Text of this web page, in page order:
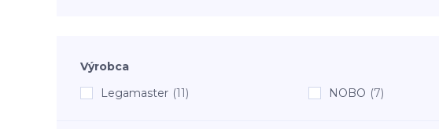
Výrobca
Legamaster (11) NOBO (7)